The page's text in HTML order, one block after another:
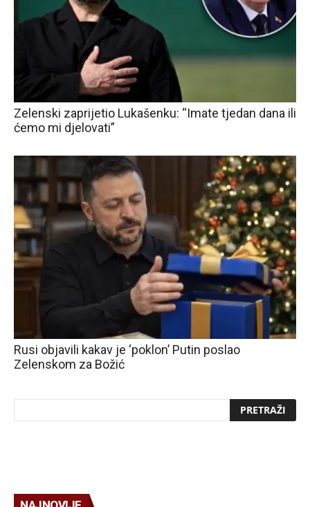
Zelenski zaprijetio Lukašenku: “Imate tjedan dana ili
ćemo mi djelovati”
Rusi objavili kakav je ‘poklon’ Putin poslao
Zelenskom za Božić